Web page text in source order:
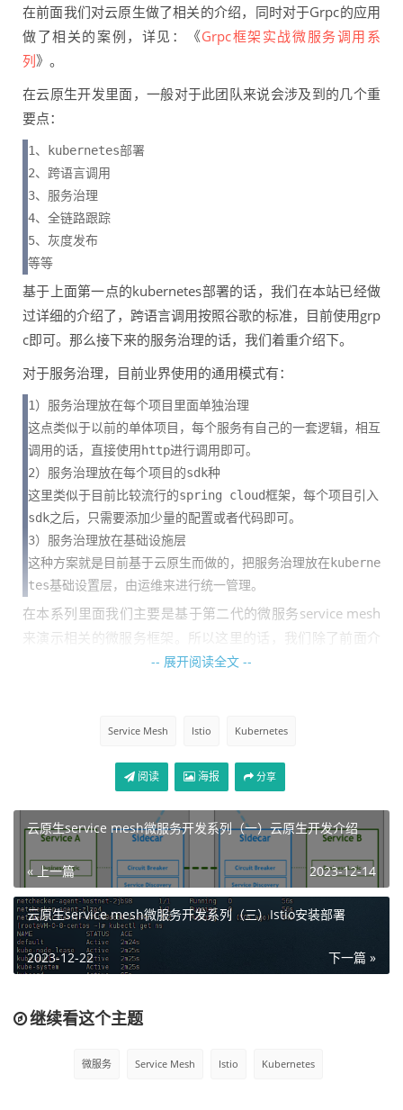
在前面我们对云原生做了相关的介绍，同时对于Grpc的应用
做了相关的案例，详见：《Grpc框架实战微服务调用系
列》。
在云原生开发里面，一般对于此团队来说会涉及到的几个重
要点：
1、kubernetes部署
2、跨语言调用
3、服务治理
4、全链路跟踪
5、灰度发布
等等
基于上面第一点的kubernetes部署的话，我们在本站已经做
过详细的介绍了，跨语言调用按照谷歌的标准，目前使用grp
c即可。那么接下来的服务治理的话，我们着重介绍下。
对于服务治理，目前业界使用的通用模式有：
1）服务治理放在每个项目里面单独治理
这点类似于以前的单体项目，每个服务有自己的一套逻辑，相互
调用的话，直接使用http进行调用即可。
2）服务治理放在每个项目的sdk种
这里类似于目前比较流行的spring cloud框架，每个项目引入
sdk之后，只需要添加少量的配置或者代码即可。
3）服务治理放在基础设施层
这种方案就是目前基于云原生而做的，把服务治理放在kuberne
tes基础设置层，由运维来进行统一管理。
在本系列里面我们主要是基于第二代的微服务service mesh
来演示相关的微服务框架。所以这里的话，我们除了前面介
绍的grpc之外，从本文开始我们介绍下Istio这个服务网格
那么什么是Istio呢？
Istio 是一个与 Kubernetes 紧密结合的服务网格(Servic
e Mesh)，用于服务治理。
Istio是基于kubernetes提供的服务网格化，这是一个开源的
并且非常重的框架。
Istio可以做哪些事情呢？
官方介绍的Istio的主要功能有：
1、流量管理
4、可观测性
-- 展开阅读全文 --
Service Mesh Istio Kubernetes
阅读 海报 分享
云原生service mesh微服务开发系列（一）云原生开发介绍
« 上一篇 2023-12-14
云原生service mesh微服务开发系列（三）Istio安装部署
下一篇 »
2023-12-22
继续看这个主题
微服务 Service Mesh Istio Kubernetes